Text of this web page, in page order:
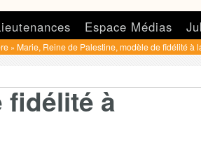
Espace Médias
» Marie, Reine de Palestine, modèle de fidélité à
fidélité à